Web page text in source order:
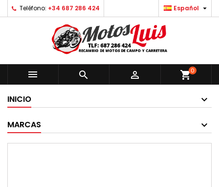
Teléfono: +34 687 286 424 Español 
   shopping_cart0
INICIO
MARCAS